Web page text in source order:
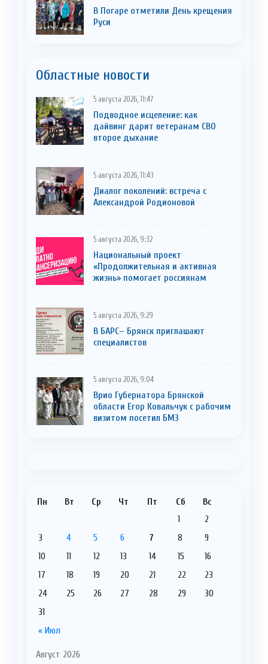
В Погаре отметили День крещения
Руси
Областные новости
5 августа 2026, 11:47
Подводное исцеление: как
дайвинг дарит ветеранам СВО
второе дыхание
5 августа 2026, 11:43
Диалог поколений: встреча с
Александрой Родионовой
5 августа 2026, 9:32
Национальный проект
«Продолжительная и активная
жизнь» помогает россиянам
5 августа 2026, 9:29
В БАРС– Брянcк приглaшают
cпециaлистoв
5 августа 2026, 9:04
Врио Губернатора Брянской
области Егор Ковальчук с рабочим
визитом посетил БМЗ
Август 2026
Пн Вт Ср Чт Пт Сб Вс
« Июл
1
2
3
4 5 6 7 8
9
10
11 12 13 14 15
16
17
18 19 20 21 22
23
24
25 26 27 28 29
30
31